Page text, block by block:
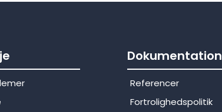
Dokumentation
Referencer
Fortrolighedspolitik